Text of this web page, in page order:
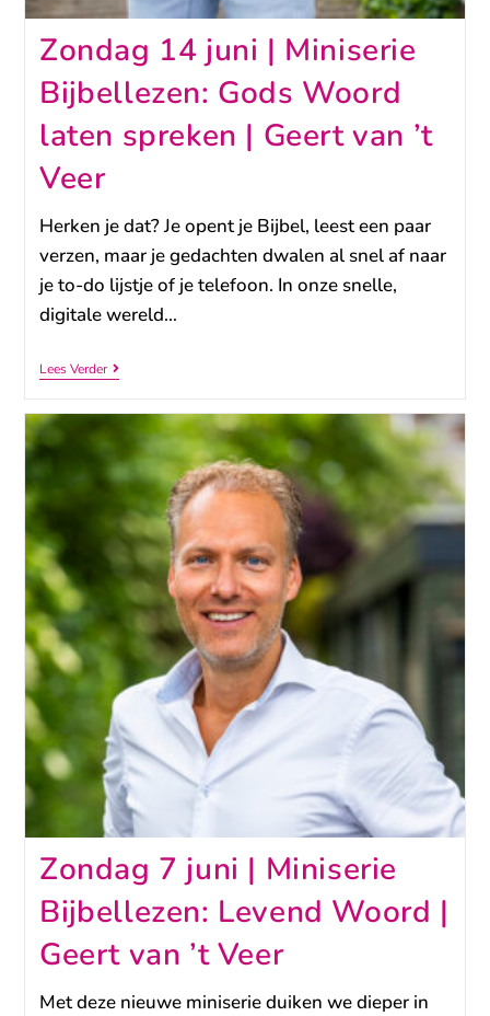
Zondag 14 juni | Miniserie
Bijbellezen: Gods Woord
laten spreken | Geert van ’t
Veer
Herken je dat? Je opent je Bijbel, leest een paar
verzen, maar je gedachten dwalen al snel af naar
je to-do lijstje of je telefoon. In onze snelle,
digitale wereld…
Lees Verder
Zondag 7 juni | Miniserie
Bijbellezen: Levend Woord |
Geert van ’t Veer
Met deze nieuwe miniserie duiken we dieper in